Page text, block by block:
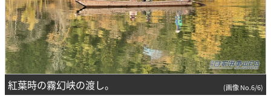
紅葉時の霧幻峡の渡し。 (画像 No.6/6)